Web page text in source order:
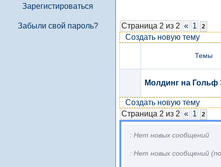
Зарегистироваться
Забыли свой пароль? Страница 2 из 2 « 1 2
Создать новую тему
Темы
Молдинг на Гольф
Создать новую тему
Страница 2 из 2 « 1 2
: Нет новых сообщений
: Нет новых сообщений